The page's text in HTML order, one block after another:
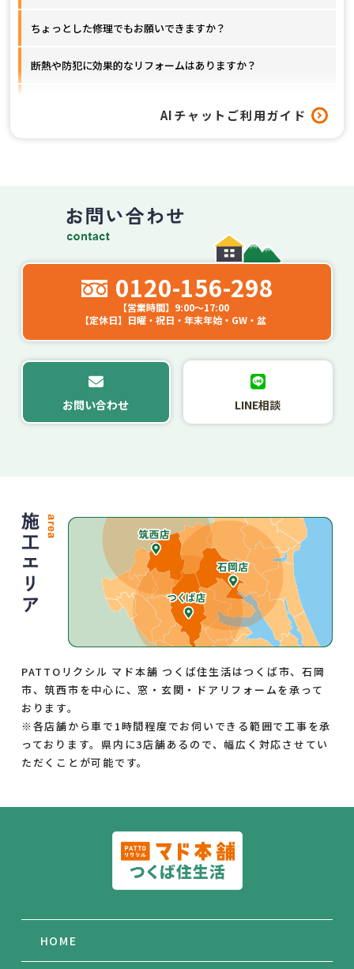
ちょっとした修理でもお願いできますか？
断熱や防犯に効果的なリフォームはありますか？
AIチャットご利用ガイド
0120-156-298
【営業時間】9:00～17:00
【定休日】日曜・祝日・年末年始・GW・盆
お問い合わせ LINE相談
PATTOリクシル マド本舗 つくば住生活はつくば市、石岡
市、筑西市を中心に、窓・玄関・ドアリフォームを承って
おります。
※各店舗から車で1時間程度でお伺いできる範囲で工事を承
っております。県内に3店舗あるので、幅広く対応させてい
ただくことが可能です。
HOME